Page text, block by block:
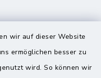
wir auf dieser Website
ermöglichen besser zu
wird. So können wir